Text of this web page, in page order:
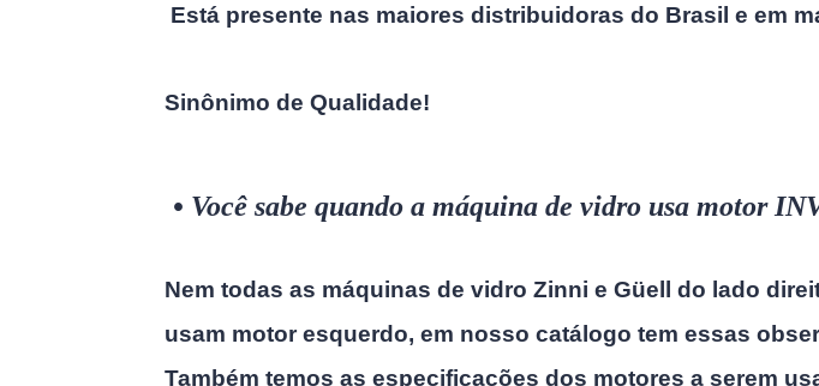
Está presente nas maiores distribuidoras do Brasil e em
Sinônimo de Qualidade!
• Você sabe quando a máquina de vidro usa motor
Nem todas as máquinas de vidro Zinni e Güell do lado
usam motor esquerdo, em nosso catálogo tem essas
Também temos as especificações dos motores a serem